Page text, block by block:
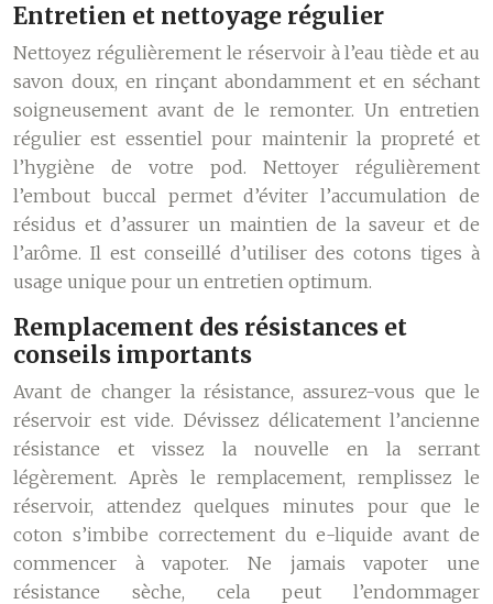
Entretien et nettoyage régulier
Nettoyez régulièrement le réservoir à l’eau tiède et au
savon doux, en rinçant abondamment et en séchant
soigneusement avant de le remonter. Un entretien
régulier est essentiel pour maintenir la propreté et
l’hygiène de votre pod. Nettoyer régulièrement
l’embout buccal permet d’éviter l’accumulation de
résidus et d’assurer un maintien de la saveur et de
l’arôme. Il est conseillé d’utiliser des cotons tiges à
usage unique pour un entretien optimum.
Remplacement des résistances et
conseils importants
Avant de changer la résistance, assurez-vous que le
réservoir est vide. Dévissez délicatement l’ancienne
résistance et vissez la nouvelle en la serrant
légèrement. Après le remplacement, remplissez le
réservoir, attendez quelques minutes pour que le
coton s’imbibe correctement du e-liquide avant de
commencer à vapoter. Ne jamais vapoter une
résistance sèche, cela peut l’endommager